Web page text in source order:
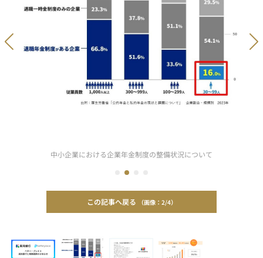
中小企業における企業年金制度の整備状況について
この記事へ戻る 2/4